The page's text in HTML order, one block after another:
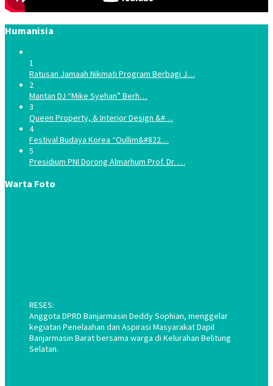
Humanisia
1
Ratusan Jamaah Nikmati Program Berbagi J…
2
Mantan DJ “Mike Syehan” Berh…
3
Queen Property, & Interior Design &#…
4
Festival Budaya Korea “Oullim&#822…
5
Presidium PNI Dorong Almarhum Prof. Dr. …
Warta Foto
RESES:
Anggota DPRD Banjarmasin Deddy Sophian, menggelar
kegiatan Penelaahan dan Aspirasi Masyarakat Dapil
Banjarmasin Barat bersama warga di Kelurahan Belitung
Selatan.